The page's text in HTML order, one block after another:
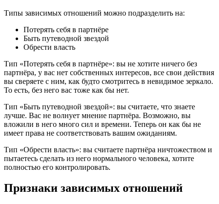
Типы зависимых отношений можно подразделить на:
Потерять себя в партнёре
Быть путеводной звездой
Обрести власть
Тип «Потерять себя в партнёре»: вы не хотите ничего без
партнёра, у вас нет собственных интересов, все свои действия
вы сверяете с ним, как будто смотритесь в невидимое зеркало.
То есть, без него вас тоже как бы нет.
Тип «Быть путеводной звездой»: вы считаете, что знаете
лучше. Вас не волнует мнение партнёра. Возможно, вы
вложили в него много сил и времени. Теперь он как бы не
имеет права не соответствовать вашим ожиданиям.
Тип «Обрести власть»: вы считаете партнёра ничтожеством и
пытаетесь сделать из него нормального человека, хотите
полностью его контролировать.
Признаки зависимых отношений